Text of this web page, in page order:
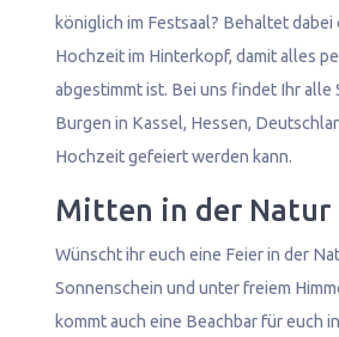
königlich im Festsaal? Behaltet
Hochzeit im Hinterkopf, damit alles
abgestimmt ist. Bei uns findet Ihr alle
Burgen in Kassel, Hessen,
Hochzeit gefeiert werden kann.
Mitten in der Natur
Wünscht ihr euch eine Feier in der
Sonnenschein und unter freiem
kommt auch eine Beachbar für euch